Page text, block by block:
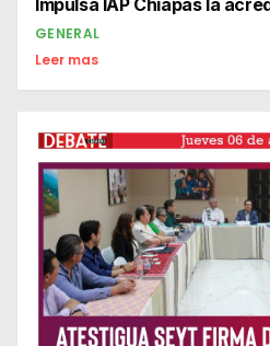
Impulsa IAP Chiapas la
GENERAL
Leer mas